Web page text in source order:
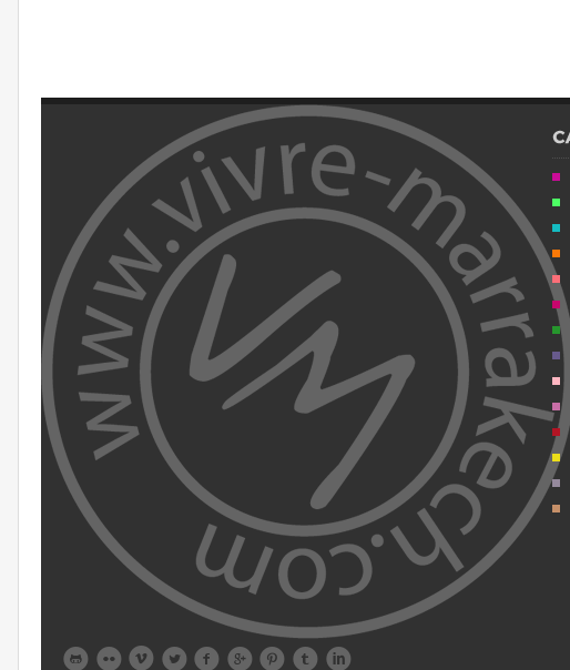
        